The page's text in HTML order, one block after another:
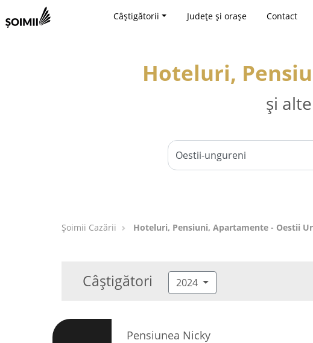
Câștigătorii Județe și orașe Contact
Hoteluri,
și
Șoimii Cazării Hoteluri, Pensiuni, Apartamente - Oestii
Câștigători 2024
Pensiunea Nicky